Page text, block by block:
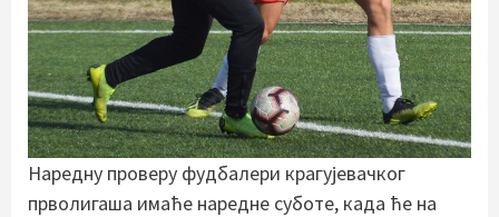
Наредну проверу фудбалери крагујевачког
прволигаша имаће наредне суботе, када ће на